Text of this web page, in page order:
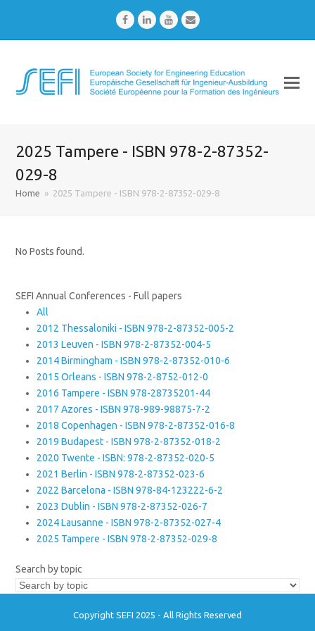
FacebookLinkedInYoutubeEmail
2025 Tampere - ISBN 978-2-87352-
029-8
Home » 2025 Tampere - ISBN 978-2-87352-029-8
No Posts found.
SEFI Annual Conferences - Full papers
All
2012 Thessaloniki - ISBN 978-2-87352-005-2
2013 Leuven - ISBN 978-2-87352-004-5
2014 Birmingham - ISBN 978-2-87352-010-6
2015 Orleans - ISBN 978-2-8752-012-0
2016 Tampere - ISBN 978-28735201-44
2017 Azores - ISBN 978-989-98875-7-2
2018 Copenhagen - ISBN 978-2-87352-016-8
2019 Budapest - ISBN 978-2-87352-018-2
2020 Twente - ISBN: 978-2-87352-020-5
2021 Berlin - ISBN 978-2-87352-023-6
2022 Barcelona - ISBN 978-84-123222-6-2
2023 Dublin - ISBN 978-2-87352-026-7
2024 Lausanne - ISBN 978-2-87352-027-4
2025 Tampere - ISBN 978-2-87352-029-8
Search by topic
Copyright SEFI 2025 - All Rights Reserved